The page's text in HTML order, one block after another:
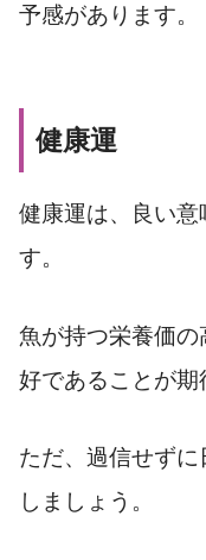
予感があります。
健康運
健康運は、良い意
す。
魚が持つ栄養価の
好であることが期
ただ、過信せず
しましょう。